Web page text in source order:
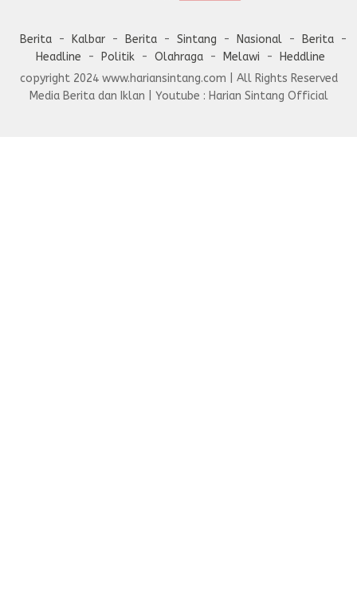
Berita Kalbar Berita Sintang Nasional
Berita
Headline
Politik Olahraga Melawi
Heddline
copyright 2024 www.hariansintang.com | All Rights Reserved
Media Berita dan Iklan | Youtube : Harian Sintang Official